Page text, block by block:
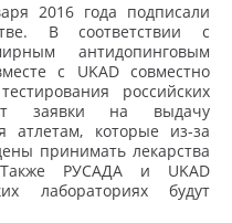
2016 года подписали
В соответствии с
антидопинговым
с UKAD совместно
российских
заявки на выдачу
атлетам, которые из-за
принимать лекарства
РУСАДА и UKAD
лабораториях будут